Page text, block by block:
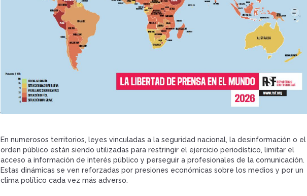
En numerosos territorios, leyes vinculadas a la seguridad nacional, la desinformación o el
orden público están siendo utilizadas para restringir el ejercicio periodístico, limitar el
acceso a información de interés público y perseguir a profesionales de la comunicación.
Estas dinámicas se ven reforzadas por presiones económicas sobre los medios y por un
clima político cada vez más adverso.